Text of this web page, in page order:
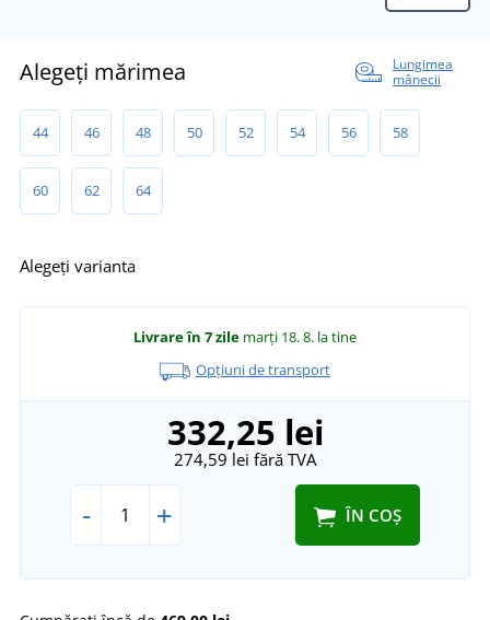
Alegeți mărimea
Lungimea
mânecii
44 46 48 50 52 54 56 58
60 62 64
Alegeți varianta
Livrare în 7 zile marți 18. 8. la tine
Opțiuni de transport
332,25 lei
274,59 lei fără TVA
- + ÎN COȘ